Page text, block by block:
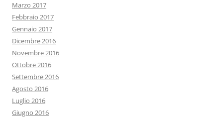
Marzo 2017
Febbraio 2017
Gennaio 2017
Dicembre 2016
Novembre 2016
Ottobre 2016
Settembre 2016
Agosto 2016
Luglio 2016
Giugno 2016